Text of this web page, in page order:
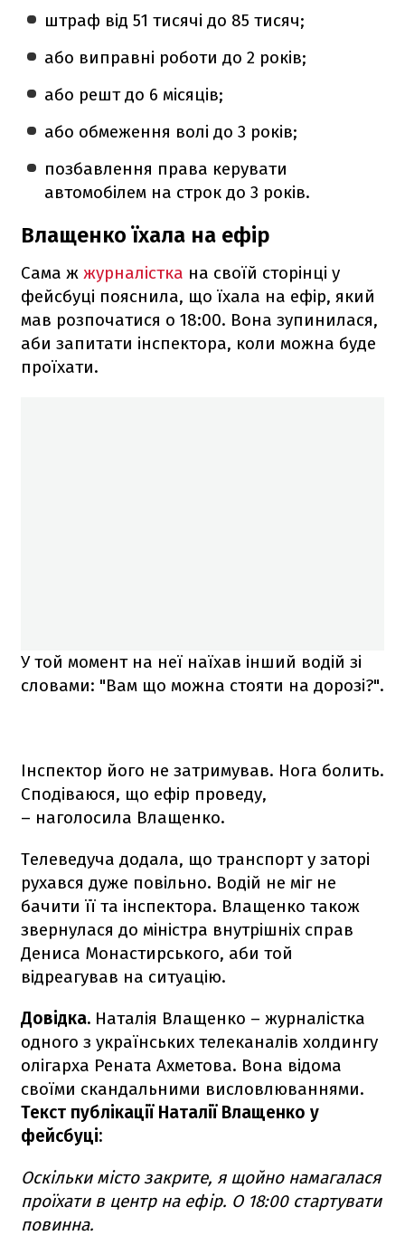
штраф від 51 тисячі до 85 тисяч;
або виправні роботи до 2 років;
або решт до 6 місяців;
або обмеження волі до 3 років;
позбавлення права керувати
автомобілем на строк до 3 років.
Влащенко їхала на ефір
Сама ж журналістка на своїй сторінці у
фейсбуці пояснила, що їхала на ефір, який
мав розпочатися о 18:00. Вона зупинилася,
аби запитати інспектора, коли можна буде
проїхати.
У той момент на неї наїхав інший водій зі
словами: "Вам що можна стояти на дорозі?".
Інспектор його не затримував. Нога болить.
Сподіваюся, що ефір проведу,
– наголосила Влащенко.
Телеведуча додала, що транспорт у заторі
рухався дуже повільно. Водій не міг не
бачити її та інспектора. Влащенко також
звернулася до міністра внутрішніх справ
Дениса Монастирського, аби той
відреагував на ситуацію.
Довідка. Наталія Влащенко – журналістка
одного з українських телеканалів холдингу
олігарха Рената Ахметова. Вона відома
своїми скандальними висловлюваннями.
Текст публікації Наталії Влащенко у
фейсбуці:
Оскільки місто закрите, я щойно намагалася
проїхати в центр на ефір. О 18:00 стартувати
повинна.